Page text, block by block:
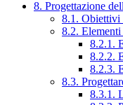
8. Progettazione
8.1. Obiettivi
8.2. Elementi
8.2.1.
8.2.2.
8.2.3.
8.3.
8.3.1.